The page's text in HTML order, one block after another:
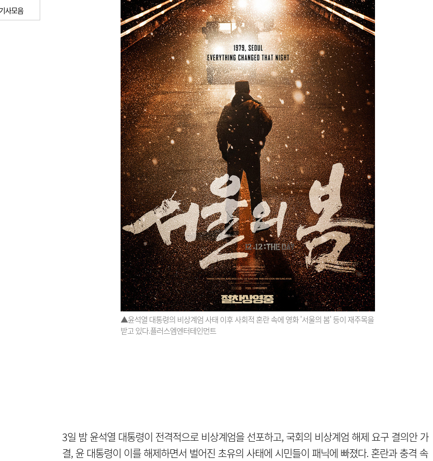
사모음
▲윤석열 대통령의 비상계엄 사태 이후 사회적 혼란 속에 영화 '서울의 봄' 등이 재주목을
받고 있다.플러스엠엔터테인먼트
3일 밤 윤석열 대통령이 전격적으로 비상계엄을 선포하고, 국회의 비상계엄 해제 요구 결의안 가
결, 윤 대통령이 이를 해제하면서 벌어진 초유의 사태에 시민들이 패닉에 빠졌다. 혼란과 충격 속